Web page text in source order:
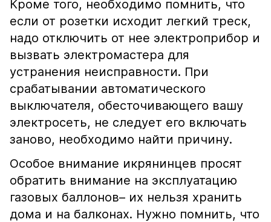
Кроме того, необходимо помнить, что
если от розетки исходит легкий треск,
надо отключить от нее электроприбор и
вызвать электромастера для
устранения неисправности. При
срабатывании автоматического
выключателя, обесточивающего вашу
электросеть, не следует его включать
заново, необходимо найти причину.
Особое внимание икрянинцев просят
обратить внимание на эксплуатацию
газовых баллонов– их нельзя хранить
дома и на балконах. Нужно помнить, что